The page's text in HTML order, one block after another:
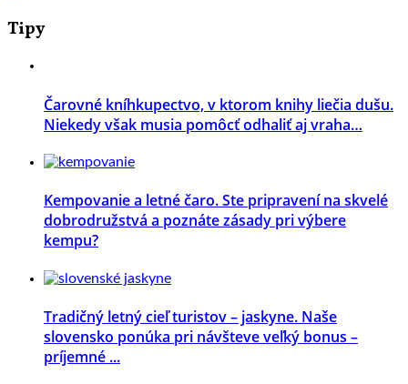
Tipy
Čarovné kníhkupectvo, v ktorom knihy liečia dušu.
Niekedy však musia pomôcť odhaliť aj vraha…
Kempovanie a letné čaro. Ste pripravení na skvelé
dobrodružstvá a poznáte zásady pri výbere
kempu?
Tradičný letný cieľ turistov – jaskyne. Naše
slovensko ponúka pri návšteve veľký bonus –
príjemné ...